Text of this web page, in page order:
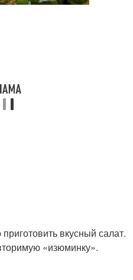
вкусный салат.
«изюминку».